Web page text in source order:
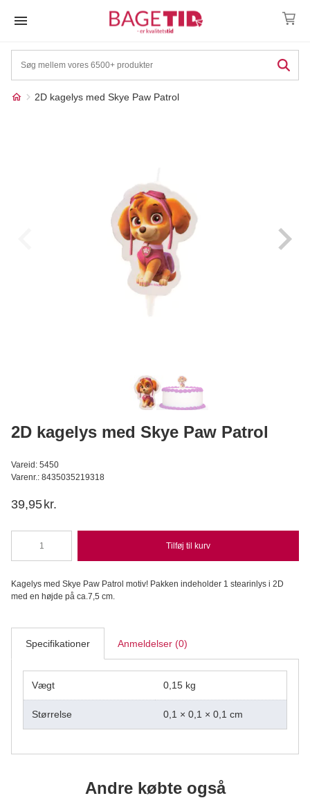
2D kagelys med Skye Paw Patrol
Læg i kurv
2D kagelys med Skye Paw Patrol
Vareid: 5450
Varenr.: 8435035219318
39,95 kr.
kagelys
Skye
Paw
antal
Tilføj til kurv
Kagelys med Skye Paw Patrol motiv! Pakken indeholder 1 stearinlys i 2D
med en højde på ca.7,5 cm.
Specifikationer Anmeldelser (0)
Vægt 0,15 kg
Størrelse 0,1 × 0,1 × 0,1 cm
Andre købte også